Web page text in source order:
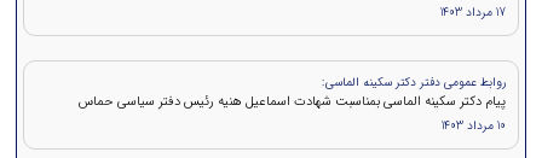
17 مرداد 1403
روابط عمومی دفتر دکتر سکینه الماسی:
پيام دكتر سكينه الماسی بمناسبت شهادت اسماعیل هنیه رئیس دفتر سیاسی حماس
10 مرداد 1403